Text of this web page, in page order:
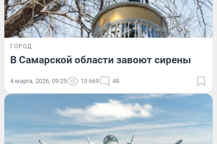
ГОРОД
В Самарской области завоют сирены
4 марта, 2026, 09:25 13 669 48